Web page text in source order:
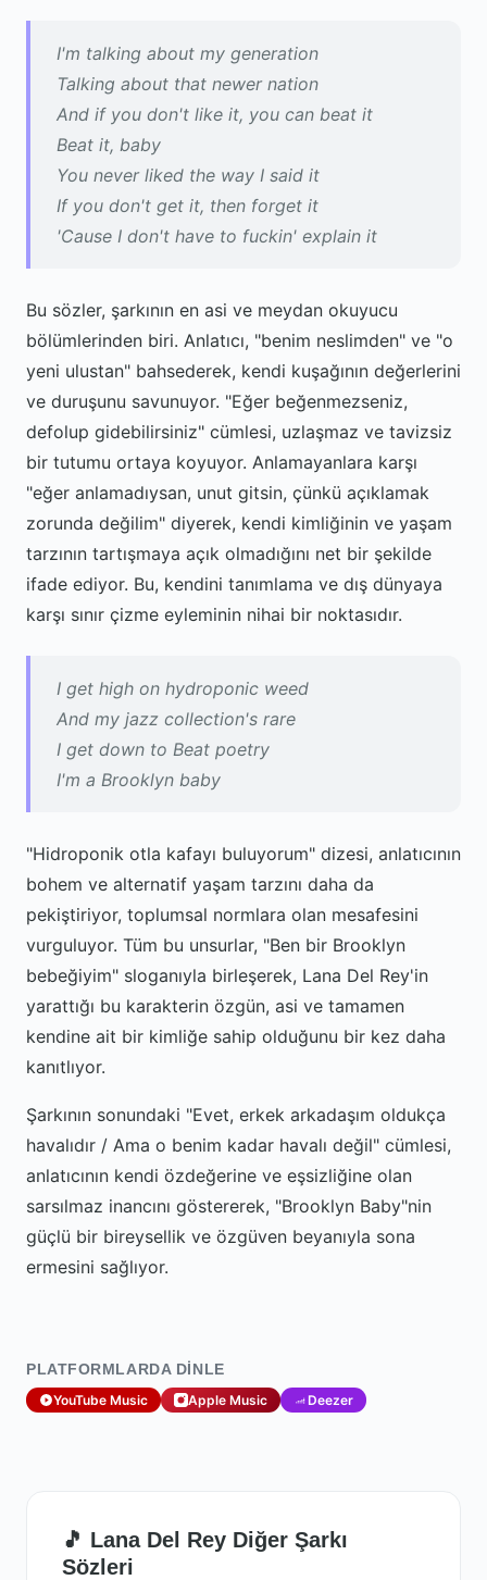
I'm talking about my generation
Talking about that newer nation
And if you don't like it, you can beat it
Beat it, baby
You never liked the way I said it
If you don't get it, then forget it
'Cause I don't have to fuckin' explain it
Bu sözler, şarkının en asi ve meydan okuyucu
bölümlerinden biri. Anlatıcı, "benim neslimden" ve "o
yeni ulustan" bahsederek, kendi kuşağının değerlerini
ve duruşunu savunuyor. "Eğer beğenmezseniz,
defolup gidebilirsiniz" cümlesi, uzlaşmaz ve tavizsiz
bir tutumu ortaya koyuyor. Anlamayanlara karşı
"eğer anlamadıysan, unut gitsin, çünkü açıklamak
zorunda değilim" diyerek, kendi kimliğinin ve yaşam
tarzının tartışmaya açık olmadığını net bir şekilde
ifade ediyor. Bu, kendini tanımlama ve dış dünyaya
karşı sınır çizme eyleminin nihai bir noktasıdır.
I get high on hydroponic weed
And my jazz collection's rare
I get down to Beat poetry
I'm a Brooklyn baby
"Hidroponik otla kafayı buluyorum" dizesi, anlatıcının
bohem ve alternatif yaşam tarzını daha da
pekiştiriyor, toplumsal normlara olan mesafesini
vurguluyor. Tüm bu unsurlar, "Ben bir Brooklyn
bebeğiyim" sloganıyla birleşerek, Lana Del Rey'in
yarattığı bu karakterin özgün, asi ve tamamen
kendine ait bir kimliğe sahip olduğunu bir kez daha
kanıtlıyor.
Şarkının sonundaki "Evet, erkek arkadaşım oldukça
havalıdır / Ama o benim kadar havalı değil" cümlesi,
anlatıcının kendi özdeğerine ve eşsizliğine olan
sarsılmaz inancını göstererek, "Brooklyn Baby"nin
güçlü bir bireysellik ve özgüven beyanıyla sona
ermesini sağlıyor.
PLATFORMLARDA DINLE
YouTube Music Apple Music Deezer
🎵 Lana Del Rey Diğer Şarkı
Sözleri